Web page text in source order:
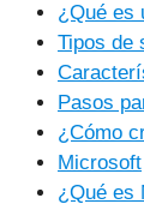
¿Qué es
Tipos de
Pasos
¿Cómo
Microsoft
¿Qué es